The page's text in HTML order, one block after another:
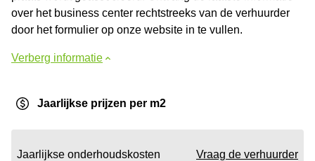
over het business center rechtstreeks van de verhuurder
door het formulier op onze website in te vullen.
Verberg informatie
Jaarlijkse prijzen per m2
Jaarlijkse onderhoudskosten Vraag de verhuurder